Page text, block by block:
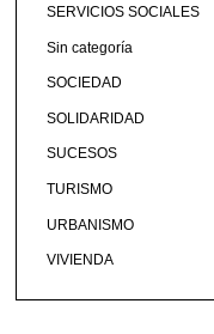
SERVICIOS SOCIALES
Sin categoría
SOCIEDAD
SOLIDARIDAD
SUCESOS
TURISMO
URBANISMO
VIVIENDA